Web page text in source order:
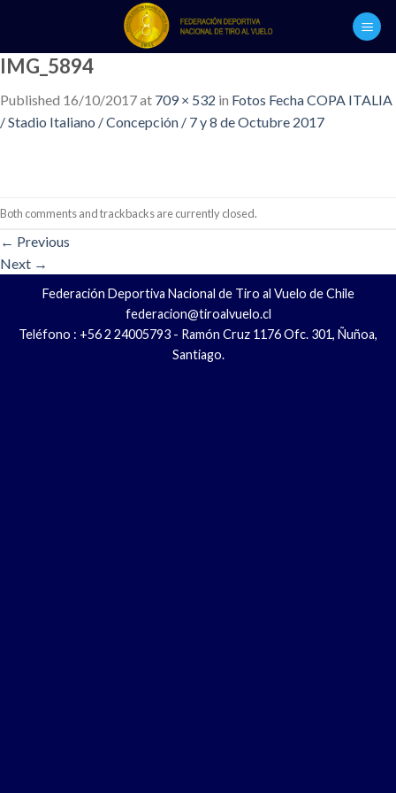
content
IMG_5894
Published 16/10/2017at 709 × 532 in Fotos Fecha COPA ITALIA
/ Stadio Italiano / Concepción / 7 y 8 de Octubre 2017
Both comments and trackbacks are currently closed.
← Previous
Next →
Federación Deportiva Nacional de Tiro al Vuelo de Chile
federacion@tiroalvuelo.cl
Teléfono : +56 2 24005793 - Ramón Cruz 1176 Ofc. 301, Ñuñoa,
Santiago.